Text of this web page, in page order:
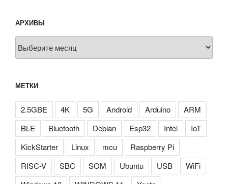
АРХИВЫ
МЕТКИ
2.5GBE 4K 5G Android Arduino
ARM
BLE
Bluetooth Debian Esp32 Intel
IoT
KickStarter
Linux mcu
Raspberry Pi
RISC-V
SBC SOM Ubuntu USB
WiFi